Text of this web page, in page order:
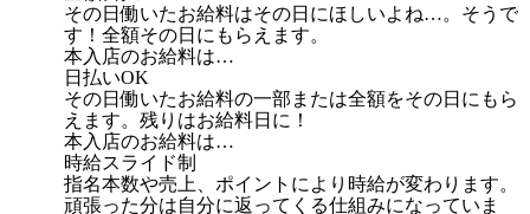
その日働いたお給料はその日にほしいよね…。そうで
す！全額その日にもらえます。
本入店のお給料は…
日払いOK
その日働いたお給料の一部または全額をその日にもら
えます。残りはお給料日に！
本入店のお給料は…
時給スライド制
指名本数や売上、ポイントにより時給が変わります。
頑張った分は自分に返ってくる仕組みになっていま